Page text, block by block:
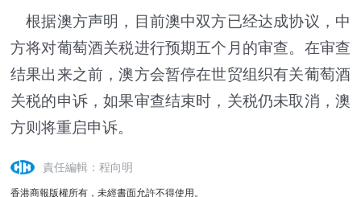
根据澳方声明，目前澳中双方已经达成协议，中
方将对葡萄酒关税进行预期五个月的审查。在审查
结果出来之前，澳方会暂停在世贸组织有关葡萄酒
关税的申诉，如果审查结束时，关税仍未取消，澳
方则将重启申诉。
責任編輯：程向明
香港商報版權所有，未經書面允許不得使用。